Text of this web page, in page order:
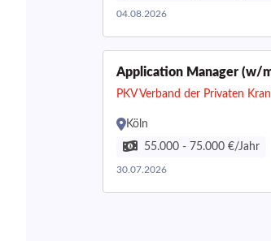
04.08.2026
Application Manager (w/
PKV Verband der Privaten
Köln
55.000 - 75.000 €/Jahr
30.07.2026